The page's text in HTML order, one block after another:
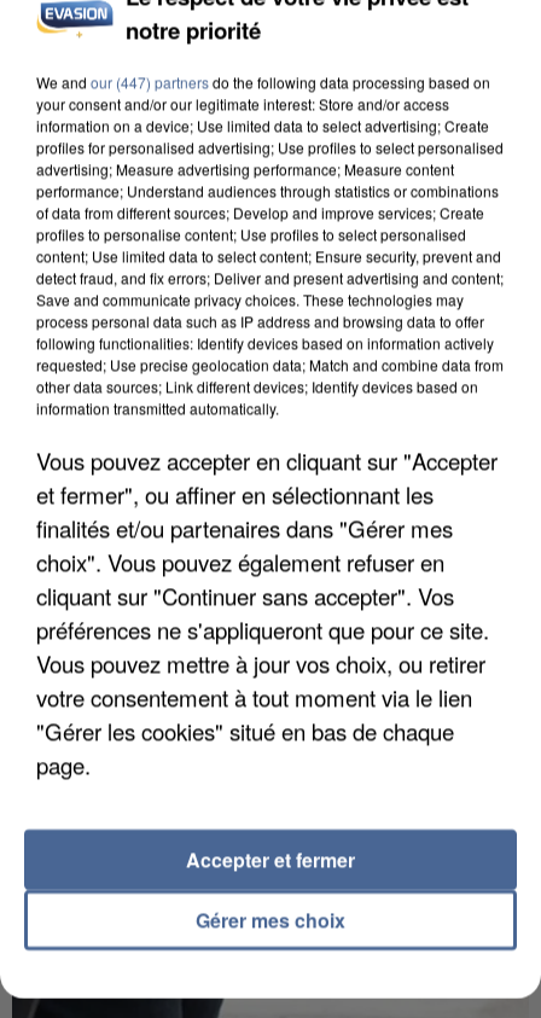
IL TUE SON FILS ET ENVOIE DES PHOTOS À SON
EX-COMPAGNE À NICE
L’UN DES FONDATEURS SUPPOSÉS DE LA DZ
MAFIA INTERPELLÉ EN ALGÉRIE
notre priorité
We and our (447) partnersdo the following data processing based on
your consent and/or our legitimate interest: Store and/or access
information on a device; Use limited data to select advertising; Create
profiles for personalised advertising; Use profiles to select personalised
advertising; Measure advertising performance; Measure content
performance; Understand audiences through statistics or combinations
of data from different sources; Develop and improve services; Create
profiles to personalise content; Use profiles to select personalised
content; Use limited data to select content; Ensure security, prevent and
detect fraud, and fix errors; Deliver and present advertising and content;
Save and communicate privacy choices. These technologies may
process personal data such as IP address and browsing data to offer
following functionalities: Identify devices based on information actively
requested; Use precise geolocation data; Match and combine data from
other data sources; Link different devices; Identify devices based on
information transmitted automatically.
Vous pouvez accepter en cliquant sur "Accepter
et fermer", ou affiner en sélectionnant les
finalités et/ou partenaires dans "Gérer mes
choix". Vous pouvez également refuser en
cliquant sur "Continuer sans accepter". Vos
préférences ne s'appliqueront que pour ce site.
Vous pouvez mettre à jour vos choix, ou retirer
votre consentement à tout moment via le lien
"Gérer les cookies" situé en bas de chaque
page.
Gérer mes choix
Accepter et fermer